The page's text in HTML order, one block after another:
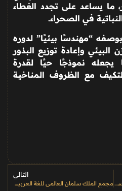
ما يساعد على تجدد الغطاء
في الصحراء.
“مهندسًا بيئيًا” لدوره
وإعادة توزيع البذور
يجعله نموذجًا حيًا لقدرة
مع الظروف المناخية
الاتحاد السعودي للهجن يعلن مواعيد استقبال طلبات تركيب الشرائح الإلكترونية بميدان السيح
التالي
مجمع الملك سلمان العالمي للغة العربية يطلق النسخة الخامسة من مسابقة “تحدي الإلقاء للأطفال”